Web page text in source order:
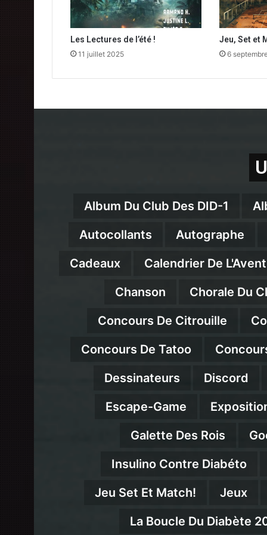
Les Lectures de l’été !
11 juillet 2025
Jeu, Set et
6
Album Du Club Des DID-1
Autocollants
Autographe
Cadeaux
Calendrier De L'Avent
Chanson
Chorale Du
Concours De Citrouille
Concours De Tatoo
Dessinateurs
Discord
Escape-Game
Galette Des Rois
Insulino Contre Diabéto
Jeu Set Et Match!
Jeux
La Boucle Du Diabète